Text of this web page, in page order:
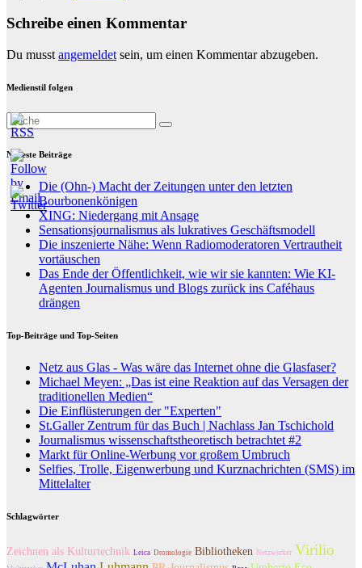
Schreibe einen Kommentar
Du musst angemeldet sein, um einen Kommentar abzugeben.
Medienstil folgen
Neueste Beiträge
Die (Ohn-) Macht der Zeitungen unter den letzten
Bourbonenkönigen
XING: Niedergang mit Ansage
Sensationsjournalismus als lukratives Geschäftsmodell
Die inszenierte Nähe: Wenn Radiomoderatoren Vertrautheit
vortäuschen
Das Ende der Öffentlichkeit, wie wir sie kannten: Wie KI-
Agenten Journalismus und Blogs zurück ins Caféhaus
drängen
Top-Beiträge und Top-Seiten
Netz aus Glas - Was wäre das Internet ohne die Glasfaser?
Michael Meyen: „Das ist eine Reaktion auf das Versagen der
traditionellen Medien“
Die Einflüsterungen der "Experten"
St.Galler Zentrum für das Buch | Nachlass Jan Tschichold
Journalismus wissenschaftstheoretisch betrachtet #2
Markt für Online-Werbung vor großem Umbruch
Selfies, Trolle, Eigenwerbung und Kurznachrichten (SMS) im
Mittelalter
Schlagwörter
Zeichnen als Kulturtechnik Leica Dromologie Bibliotheken Netzwerker Virilio